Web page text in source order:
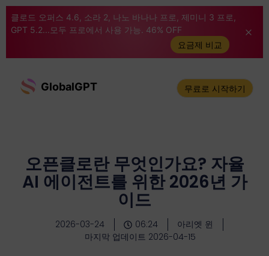
클로드 오퍼스 4.6, 소라 2, 나노 바나나 프로, 제미니 3 프로,
GPT 5.2...모두 프로에서 사용 가능. 46% OFF
요금제 비교
GlobalGPT 무료로 시작하기
오픈클로란 무엇인가요? 자율
AI 에이전트를 위한 2026년 가
이드
2026-03-24 06:24
아리엣 윈
마지막 업데이트 2026-04-15